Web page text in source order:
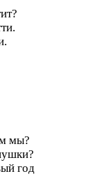
мы?
год